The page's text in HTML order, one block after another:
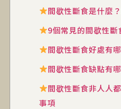
間歇性斷食是什麼
9個常見的間歇性斷
間歇性斷食好處有
間歇性斷食缺點有
間歇性斷食非人人
事項